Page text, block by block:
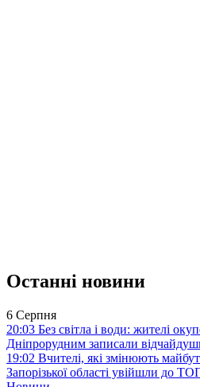
Останні новини
6 Серпня
20:03 Без світла і води: жителі
Дніпрорудним записали
19:02 Вчителі, які змінюють
Запорізької області увійшли до